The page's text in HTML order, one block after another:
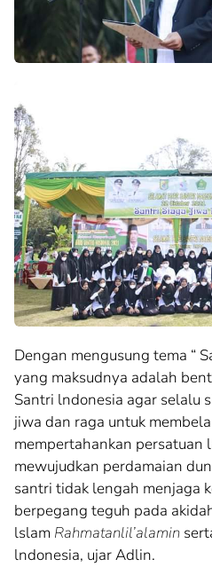
Dengan mengusung tema “
yang maksudnya adalah
Santri lndonesia agar selalu
jiwa dan raga untuk
mempertahankan persatuan
mewujudkan perdamaian
santri tidak lengah menjaga
berpegang teguh pada
lslam Rahmatanlil’alamin
lndonesia, ujar Adlin.